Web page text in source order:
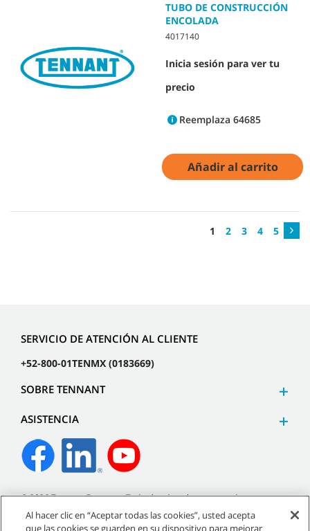
TUBO DE CONSTRUCCIÓN
ENCOLADA
4017140
Inicia sesión para ver tu
precio
Reemplaza 64685
Añadir al carrito
1 2 3 4 5
SERVICIO DE ATENCIÓN AL CLIENTE
+52-800-01TENMX (0183669)
SOBRE TENNANT
ASISTENCIA
©2026Tennant Company. Todos los derechos reservados.
Al hacer clic en “Aceptar todas las cookies”, usted acepta
que las cookies se guarden en su dispositivo para mejorar